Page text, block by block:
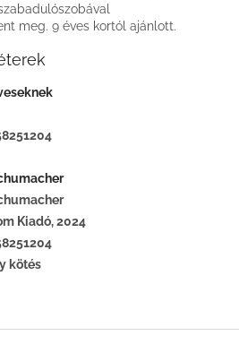
meg. 9 éves kortól ajánlott.
Kiadó, 2024
kötés